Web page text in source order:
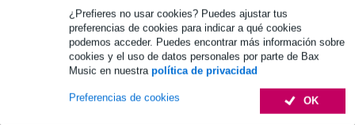
¿Prefieres no usar cookies? Puedes ajustar tus
preferencias de cookies para indicar a qué cookies
podemos acceder. Puedes encontrar más información sobre
cookies y el uso de datos personales por parte de Bax
Music en nuestra política de privacidad
OK
Preferencias de cookies